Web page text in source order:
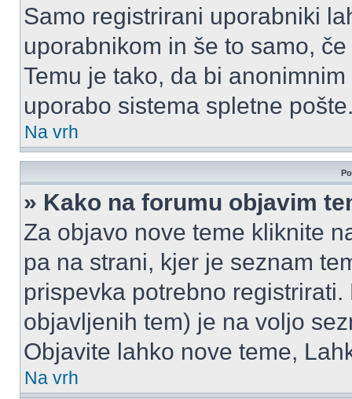
Samo registrirani uporabniki
uporabnikom in še to samo,
Temu je tako, da bi
uporabo sistema spletne
Na vrh
» Kako na forumu objavim
Za objavo nove teme kliknite
pa na strani, kjer je seznam
prispevka potrebno
objavljenih tem) je na voljo
Objavite lahko nove teme,
Na vrh